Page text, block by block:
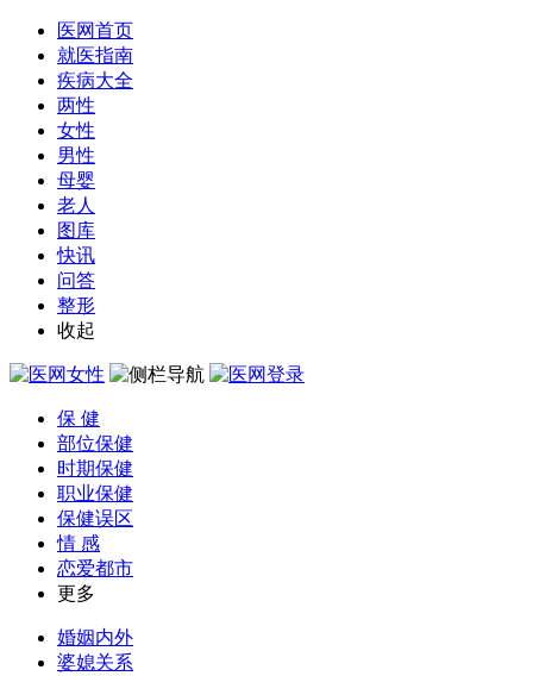
医网首页
就医指南
疾病大全
两性
女性
男性
母婴
老人
图库
快讯
问答
整形
收起
保 健
部位保健
时期保健
职业保健
保健误区
情 感
恋爱都市
更多
婚姻内外
婆媳关系